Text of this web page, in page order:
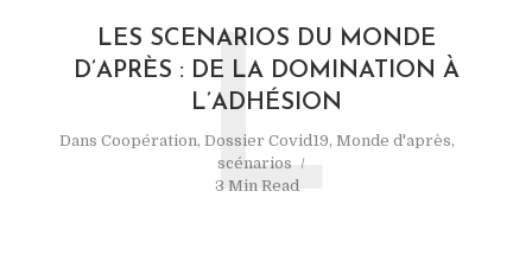
LES SCENARIOS DU MONDE
D’APRÈS : DE LA DOMINATION À
L’ADHÉSION
Dans Coopération, Dossier Covid19, Monde d'après,
scénarios
3 Min Read
L